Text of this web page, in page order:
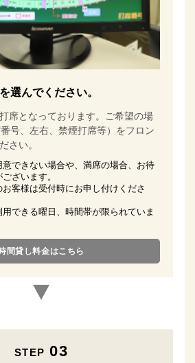
選んでください。
席となっております。
ご希望の場
号、左右、禁煙打席等）をフロン
さい。
できない場合や、満席の場合、お待
ざいます。
客様は受付時にお申し付けくださ
用できる曜日、時間帯が限られていま
間貸し料金はこちら
STEP 03